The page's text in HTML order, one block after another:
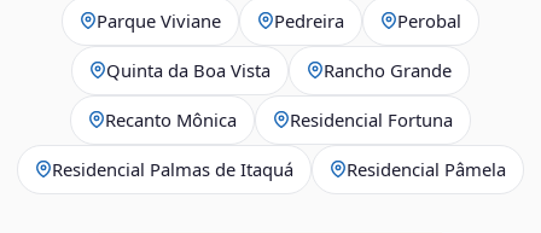
Parque Viviane Pedreira Perobal
Quinta da Boa Vista Rancho Grande
Recanto Mônica Residencial Fortuna
Residencial Palmas de Itaquá Residencial Pâmela